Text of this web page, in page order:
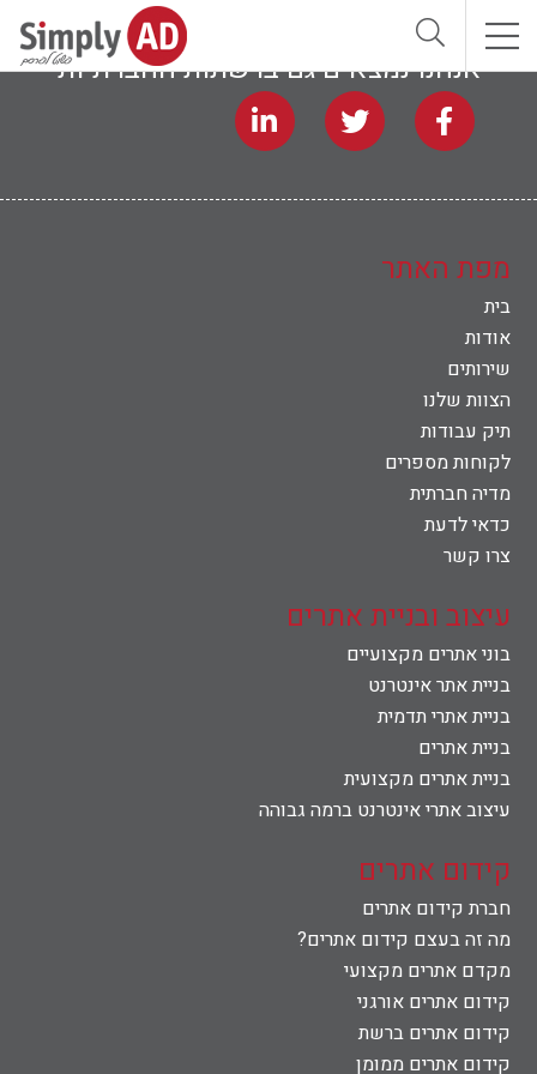
אודות
תיק עבודות
לקוחות מספרים
מדיה חברתית
כדאי לדעת
צרו קשר
אנחנו נמצאים גם ברשתות החברתיות
מפת האתר
בית
אודות
שירותים
הצוות שלנו
תיק עבודות
לקוחות מספרים
מדיה חברתית
כדאי לדעת
צרו קשר
עיצוב ובניית אתרים
בוני אתרים מקצועיים
בניית אתר אינטרנט
בניית אתרי תדמית
בניית אתרים
בניית אתרים מקצועית
עיצוב אתרי אינטרנט ברמה גבוהה
קידום אתרים
חברת קידום אתרים
מה זה בעצם קידום אתרים?
מקדם אתרים מקצועי
קידום אתרים אורגני
קידום אתרים ברשת
קידום אתרים ממומן